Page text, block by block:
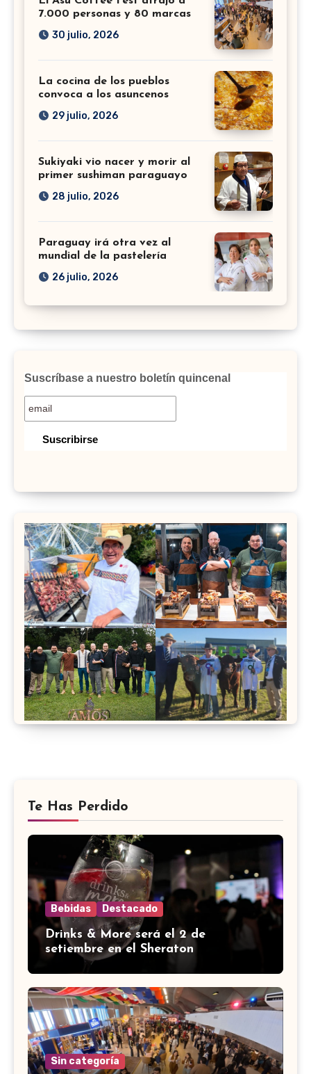
7.000 personas y 80 marcas
30 julio, 2026
La cocina de los pueblos
convoca a los asuncenos
29 julio, 2026
Sukiyaki vio nacer y morir al
primer sushiman paraguayo
28 julio, 2026
Paraguay irá otra vez al
mundial de la pastelería
26 julio, 2026
Suscríbase a nuestro boletín quincenal
Te Has Perdido
Bebidas Destacado
Drinks & More será el 2 de
setiembre en el Sheraton
Sin categoría